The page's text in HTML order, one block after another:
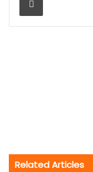
Related Articles